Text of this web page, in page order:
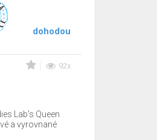
dohodou
92x
Lab’s Queen
a vyrovnané